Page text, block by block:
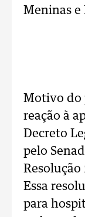
Meninas e
Motivo do
reação à
Decreto
pelo
Resolução
Essa
para